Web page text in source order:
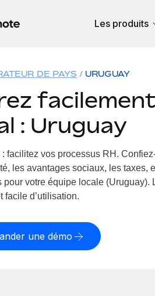
Les produits
DE PAYS URUGUAY
facilement
: Uruguay
: facilitez vos processus RH.
les avantages sociaux, les taxes,
pour votre équipe locale (Uruguay).
facile d’utilisation.
une démo